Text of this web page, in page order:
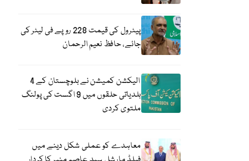
پیٹرول کی قیمت 228 روپے فی لیٹر کی
جائے، حافظ نعیم الرحمان
الیکشن کمیشن نے بلوچستان کے 4
بلدیاتی حلقوں میں 9 اگست کی پولنگ
ملتوی کردی
معاہدے کو عملی شکل دینے میں